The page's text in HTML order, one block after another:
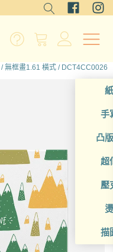
手
凸
超
壓
描
/無框畫1.61 橫式 / DCT4CC0026